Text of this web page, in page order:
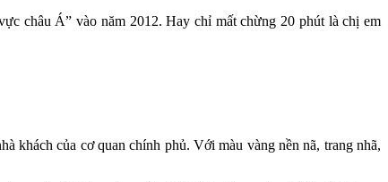
châu Á” vào năm 2012. Hay chỉ mất chừng 20 phút là chị em
khách của cơ quan chính phủ. Với màu vàng nền nã, trang nhã,